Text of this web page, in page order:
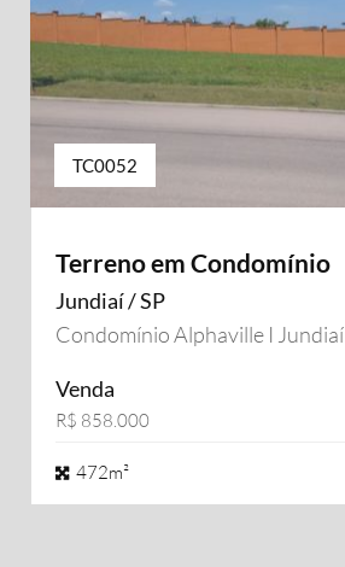
TC0052
Terreno em Condomínio
Jundiaí / SP
Condomínio Alphaville I Jundiaí
Venda
R$ 858.000
472m²